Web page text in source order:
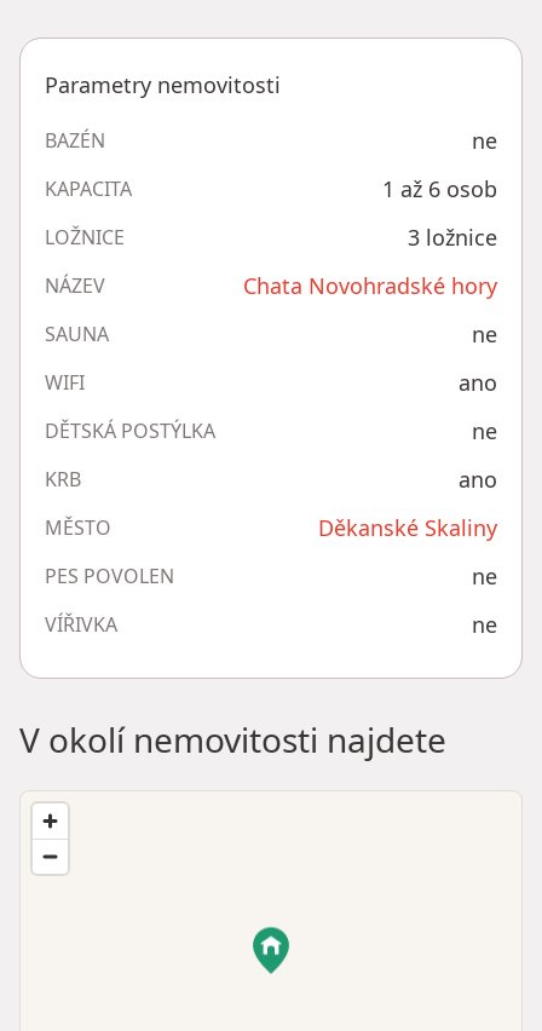
Parametry nemovitosti
BAZÉN ne
KAPACITA 1 až 6 osob
LOŽNICE 3 ložnice
NÁZEV Chata Novohradské hory
SAUNA ne
WIFI ano
DĚTSKÁ POSTÝLKA ne
KRB ano
MĚSTO Děkanské Skaliny
PES POVOLEN ne
VÍŘIVKA ne
V okolí nemovitosti najdete